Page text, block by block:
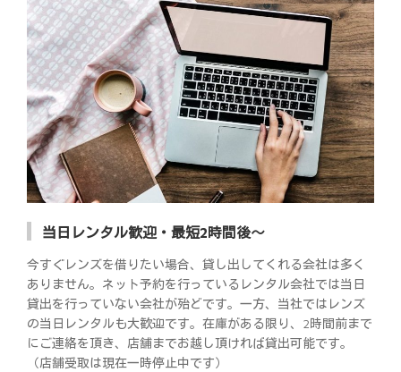
当日レンタル歓迎・最短2時間後～
今すぐレンズを借りたい場合、貸し出してくれる会社は多く
ありません。ネット予約を行っているレンタル会社では当日
貸出を行っていない会社が殆どです。一方、当社ではレンズ
の当日レンタルも大歓迎です。在庫がある限り、2時間前まで
にご連絡を頂き、店舗までお越し頂ければ貸出可能です。
（店舗受取は現在一時停止中です）